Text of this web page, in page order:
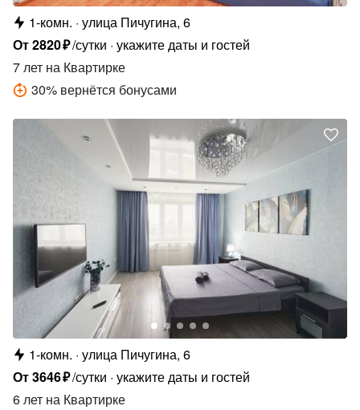
1-комн. улица Пичугина, 6
От2820₽/сутки укажите даты и гостей
7 лет на Квартирке
30% вернётся бонусами
1-комн. улица Пичугина, 6
От3646₽/сутки укажите даты и гостей
6 лет на Квартирке